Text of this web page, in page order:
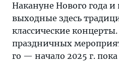
Накануне Нового года и
выходные здесь
классические
праздничных
го — начало 2025 г.